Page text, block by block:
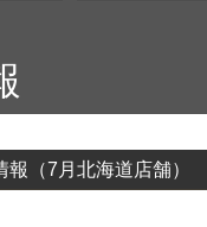
（7月北海道店舗）